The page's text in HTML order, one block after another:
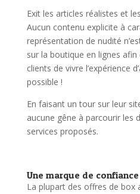
Exit les articles réalistes et
Aucun contenu explicite à
représentation de nudité
sur la boutique en lignes
clients de vivre l’expérience
possible !
En faisant un tour sur leur
aucune gêne à parcourir les
services proposés.
Une marque de confiance
La plupart des offres de box